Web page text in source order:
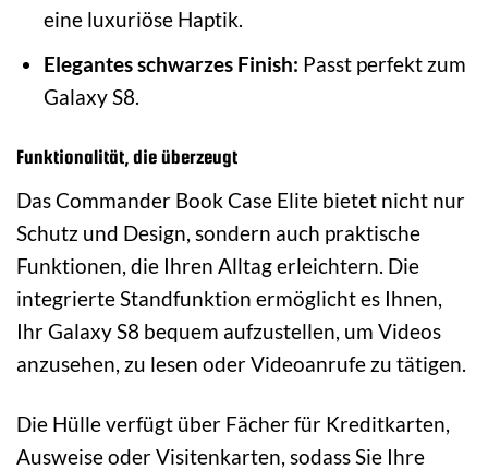
eine luxuriöse Haptik.
Elegantes schwarzes Finish: Passt perfekt zum
Galaxy S8.
Funktionalität, die überzeugt
Das Commander Book Case Elite bietet nicht nur
Schutz und Design, sondern auch praktische
Funktionen, die Ihren Alltag erleichtern. Die
integrierte Standfunktion ermöglicht es Ihnen,
Ihr Galaxy S8 bequem aufzustellen, um Videos
anzusehen, zu lesen oder Videoanrufe zu tätigen.
Die Hülle verfügt über Fächer für Kreditkarten,
Ausweise oder Visitenkarten, sodass Sie Ihre